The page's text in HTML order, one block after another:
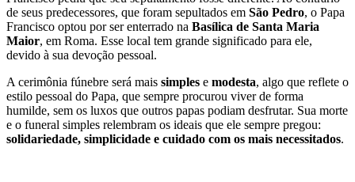
de seus predecessores, que foram sepultados em São Pedro, o Papa
Francisco optou por ser enterrado na Basílica de Santa Maria
Maior, em Roma. Esse local tem grande significado para ele,
devido à sua devoção pessoal.
A cerimônia fúnebre será mais simples e modesta, algo que reflete o
estilo pessoal do Papa, que sempre procurou viver de forma
humilde, sem os luxos que outros papas podiam desfrutar. Sua morte
e o funeral simples relembram os ideais que ele sempre pregou:
solidariedade, simplicidade e cuidado com os mais necessitados.